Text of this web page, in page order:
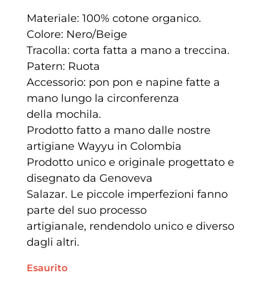
Materiale: 100% cotone organico.
Colore: Nero/Beige
Tracolla: corta fatta a mano a treccina.
Patern: Ruota
Accessorio: pon pon e napine fatte a
mano lungo la circonferenza
della mochila.
Prodotto fatto a mano dalle nostre
artigiane Wayyu in Colombia
Prodotto unico e originale progettato e
disegnato da Genoveva
Salazar. Le piccole imperfezioni fanno
parte del suo processo
artigianale, rendendolo unico e diverso
dagli altri.
Esaurito